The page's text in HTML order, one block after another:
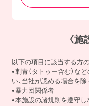
〈
以下の項目に該当する方
刺青（タトゥー含む）な
い、当社が認める場合を除
暴力団関係者
本施設の諸規則を遵守し